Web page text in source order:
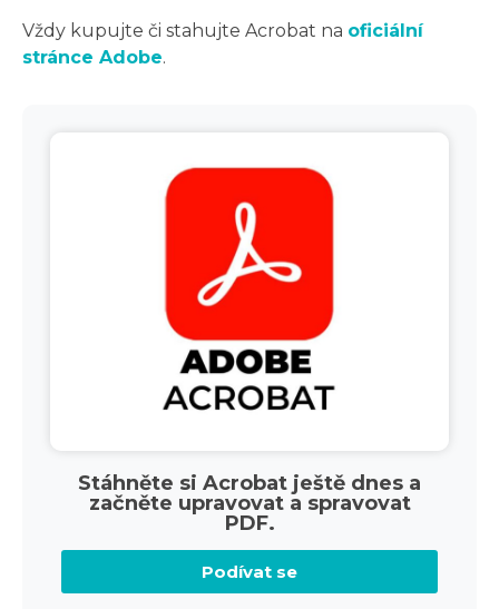
Vždy kupujte či stahujte Acrobat na oficiální
stránce Adobe.
Stáhněte si Acrobat ještě dnes a
začněte upravovat a spravovat
PDF.
Podívat se